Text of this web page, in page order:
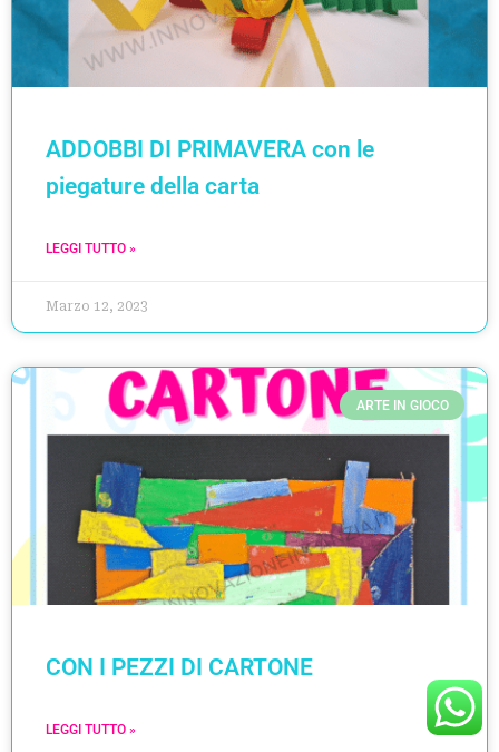
ADDOBBI DI PRIMAVERA con le
piegature della carta
LEGGI TUTTO »
Marzo 12, 2023
ARTE IN GIOCO
CON I PEZZI DI CARTONE
LEGGI TUTTO »